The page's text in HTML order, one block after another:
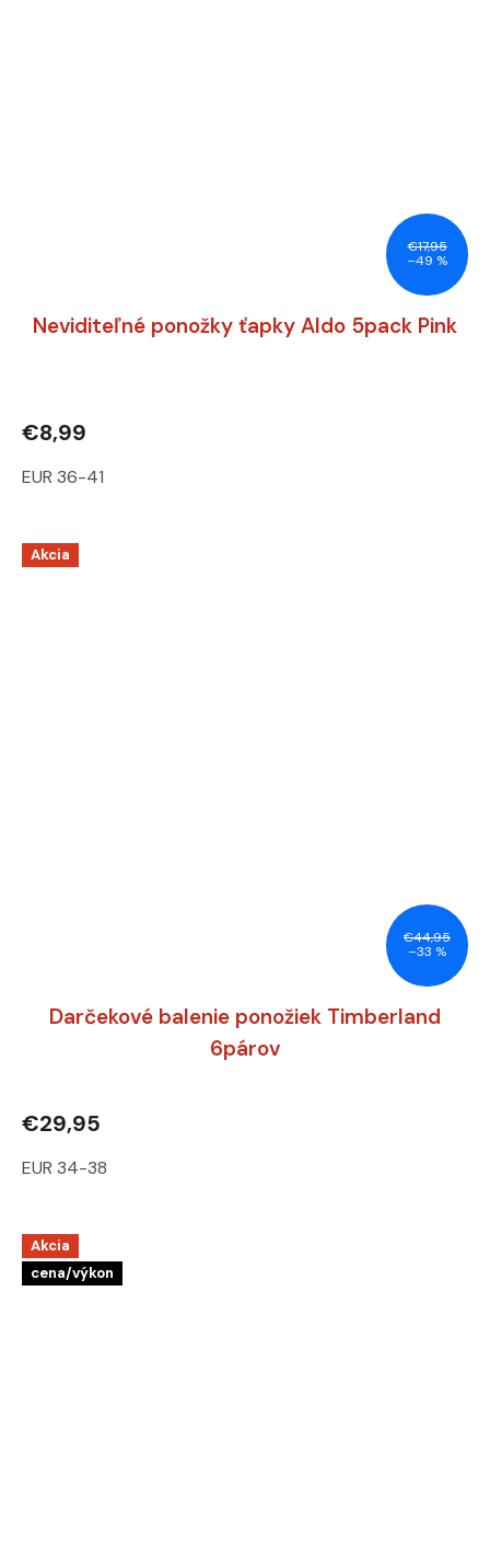
€17,95
–49 %
Neviditeľné ponožky ťapky Aldo 5pack Pink
€8,99
EUR 36-41
Akcia
€44,95
–33 %
Darčekové balenie ponožiek Timberland
6párov
€29,95
EUR 34-38
Akcia
cena/výkon